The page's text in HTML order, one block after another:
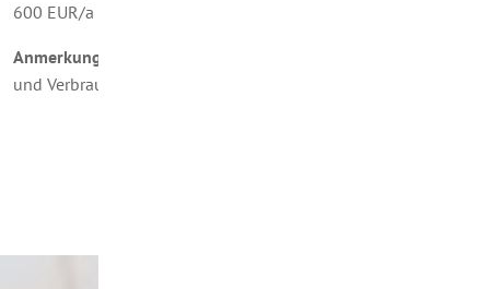
600 EUR/a bzw. 35%.
Anmerkung
und Verbrauch entstehen abweichende Werte.